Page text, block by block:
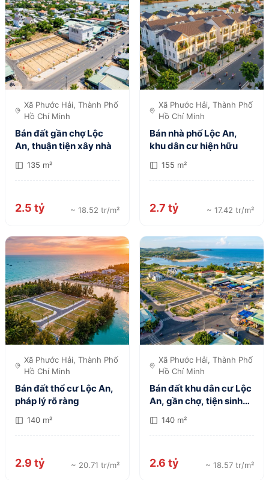
Xã Phước Hải, Thành Phố
Hồ Chí Minh
Bán đất gần chợ Lộc
An, thuận tiện xây nhà
135 m²
2.5 tỷ ~ 18.52 tr/m²
Xã Phước Hải, Thành Phố
Hồ Chí Minh
Bán nhà phố Lộc An,
khu dân cư hiện hữu
155 m²
2.7 tỷ ~ 17.42 tr/m²
Xã Phước Hải, Thành Phố
Hồ Chí Minh
Bán đất thổ cư Lộc An,
pháp lý rõ ràng
140 m²
2.9 tỷ ~ 20.71 tr/m²
Xã Phước Hải, Thành Phố
Hồ Chí Minh
Bán đất khu dân cư Lộc
An, gần chợ, tiện sinh
140 m²
2.6 tỷ ~ 18.57 tr/m²